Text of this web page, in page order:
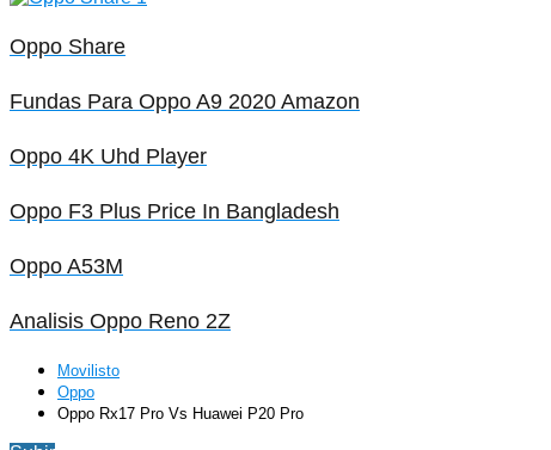
Oppo Share
Fundas Para Oppo A9 2020 Amazon
Oppo 4K Uhd Player
Oppo F3 Plus Price In Bangladesh
Oppo A53M
Analisis Oppo Reno 2Z
Movilisto
Oppo
Oppo Rx17 Pro Vs Huawei P20 Pro